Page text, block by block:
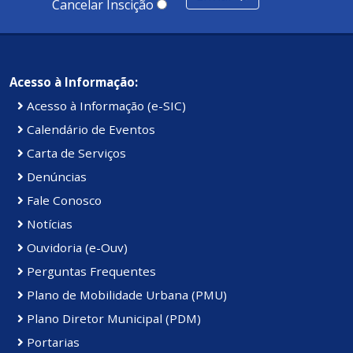
Cancelar Inscição
Acesso à Informação:
Acesso à Informação (e-SIC)
Calendário de Eventos
Carta de Serviços
Denúncias
Fale Conosco
Notícias
Ouvidoria (e-Ouv)
Perguntas Frequentes
Plano de Mobilidade Urbana (PMU)
Plano Diretor Municipal (PDM)
Portarias